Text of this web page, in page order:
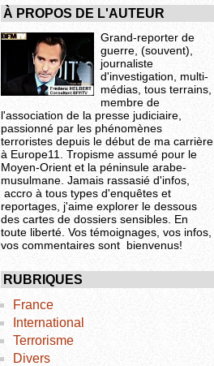
À PROPOS DE L'AUTEUR
Grand-reporter de
guerre, (souvent),
journaliste
d'investigation, multi-
médias, tous terrains,
membre de
l'association de la presse judiciaire,
passionné par les phénomènes
terroristes depuis le début de ma carrière
à Europe11. Tropisme assumé pour le
Moyen-Orient et la péninsule arabe-
musulmane. Jamais rassasié d'infos,
accro à tous types d'enquêtes et
reportages, j'aime explorer le dessous
des cartes de dossiers sensibles. En
toute liberté. Vos témoignages, vos infos,
vos commentaires sont bienvenus!
RUBRIQUES
France
International
Terrorisme
Divers